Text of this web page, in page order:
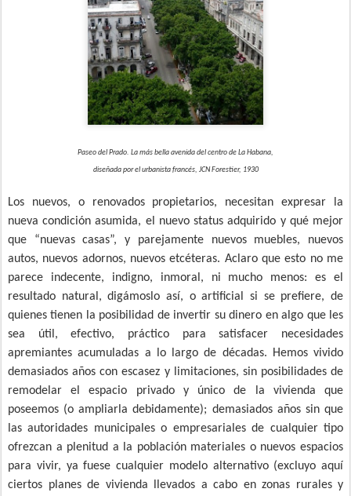
Paseo del Prado. La más bella avenida del centro de La Habana,
diseñada por el urbanista francés, JCN Forestier, 1930
Los nuevos, o renovados propietarios, necesitan expresar la
nueva condición asumida, el nuevo status adquirido y qué mejor
que “nuevas casas”, y parejamente nuevos muebles, nuevos
autos, nuevos adornos, nuevos etcéteras. Aclaro que esto no me
parece indecente, indigno, inmoral, ni mucho menos: es el
resultado natural, digámoslo así, o artificial si se prefiere, de
quienes tienen la posibilidad de invertir su dinero en algo que les
sea útil, efectivo, práctico para satisfacer necesidades
apremiantes acumuladas a lo largo de décadas. Hemos vivido
demasiados años con escasez y limitaciones, sin posibilidades de
remodelar el espacio privado y único de la vivienda que
poseemos (o ampliarla debidamente); demasiados años sin que
las autoridades municipales o empresariales de cualquier tipo
ofrezcan a plenitud a la población materiales o nuevos espacios
para vivir, ya fuese cualquier modelo alternativo (excluyo aquí
ciertos planes de vivienda llevados a cabo en zonas rurales y